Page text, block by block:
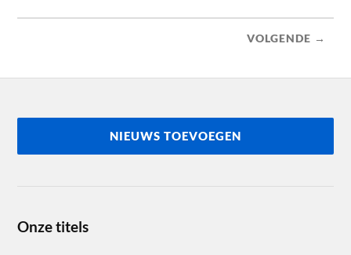
VOLGENDE →
NIEUWS TOEVOEGEN
Onze titels